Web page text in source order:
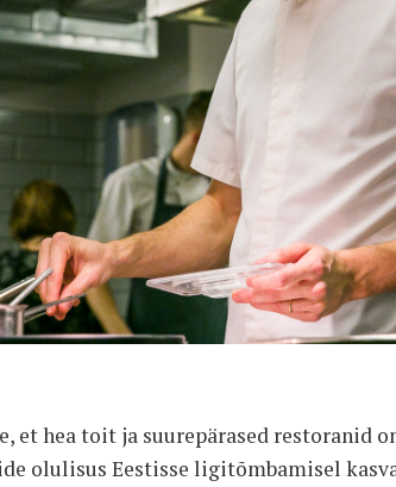
et hea toit ja suurepärased restoranid
olulisus Eestisse ligitõmbamisel